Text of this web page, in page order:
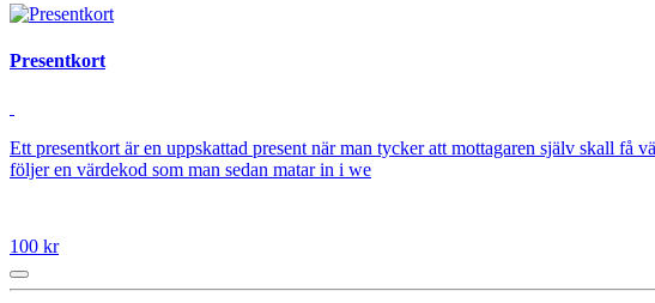
Presentkort
Ett presentkort är en uppskattad present när man tycker att mottagaren själv skall
följer en värdekod som man sedan matar in i we
100 kr